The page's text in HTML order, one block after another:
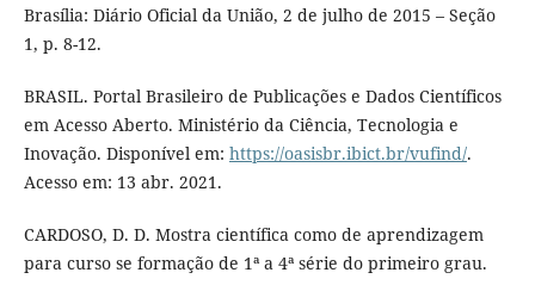
Brasília: Diário Oficial da União, 2 de julho de 2015 – Seção
1, p. 8-12.
BRASIL. Portal Brasileiro de Publicações e Dados Científicos
em Acesso Aberto. Ministério da Ciência, Tecnologia e
Inovação. Disponível em: https://oasisbr.ibict.br/vufind/.
Acesso em: 13 abr. 2021.
CARDOSO, D. D. Mostra científica como de aprendizagem
para curso se formação de 1ª a 4ª série do primeiro grau.